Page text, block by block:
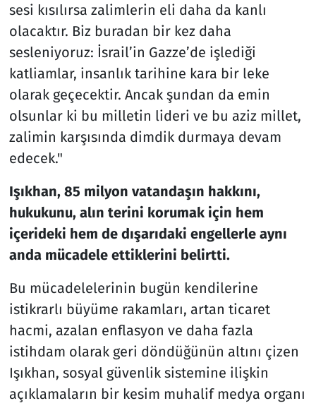
sesi kısılırsa zalimlerin eli daha da kanlı
olacaktır. Biz buradan bir kez daha
sesleniyoruz: İsrail’in Gazze’de işlediği
katliamlar, insanlık tarihine kara bir leke
olarak geçecektir. Ancak şundan da emin
olsunlar ki bu milletin lideri ve bu aziz millet,
zalimin karşısında dimdik durmaya devam
edecek."
Işıkhan, 85 milyon vatandaşın hakkını,
hukukunu, alın terini korumak için hem
içerideki hem de dışarıdaki engellerle aynı
anda mücadele ettiklerini belirtti.
Bu mücadelelerinin bugün kendilerine
istikrarlı büyüme rakamları, artan ticaret
hacmi, azalan enflasyon ve daha fazla
istihdam olarak geri döndüğünün altını çizen
Işıkhan, sosyal güvenlik sistemine ilişkin
açıklamaların bir kesim muhalif medya organı